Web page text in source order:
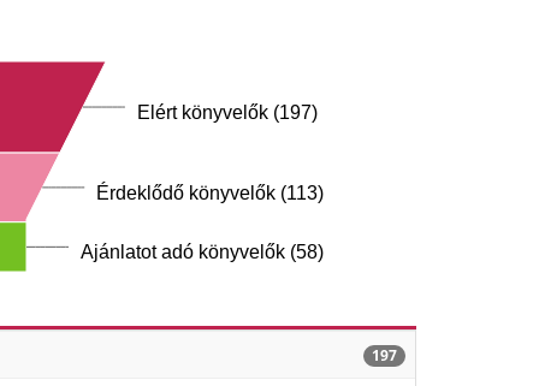
Elért könyvelők (197)
Érdeklődő könyvelők (113)
Ajánlatot adó könyvelők (58)
197